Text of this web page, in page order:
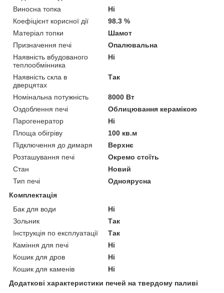
Виносна топка
Ні
Коефіцієнт корисної дії
98.3 %
Матеріал топки
Шамот
Призначення печі
Опалювальна
Наявність вбудованого
теплообмінника
Ні
Наявність скла в
дверцятах
Так
Номінальна потужність
8000 Вт
Оздоблення печі
Облицювання керамікою
Парогенератор
Ні
Площа обігріву
100 кв.м
Підключення до димаря
Верхнє
Розташування печі
Окремо стоїть
Стан
Новий
Тип печі
Одноярусна
Комплектація
Бак для води
Ні
Зольник
Так
Інструкція по експлуатації
Так
Каміння для печі
Ні
Кошик для дров
Ні
Кошик для каменів
Ні
Додаткові характеристики печей на твердому паливі